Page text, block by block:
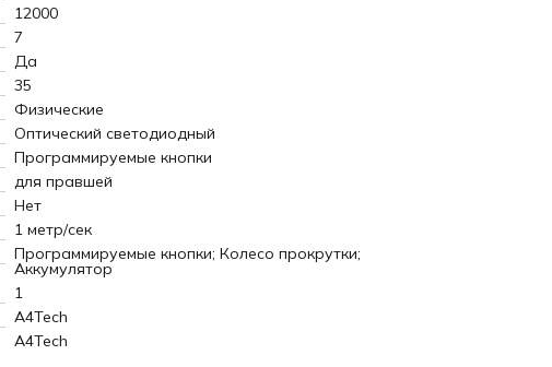
12000
7
Да
35
Физические
Оптический светодиодный
Программируемые кнопки
для правшей
Нет
1 метр/сек
Программируемые кнопки; Колесо прокрутки;
Аккумулятор
1
A4Tech
A4Tech